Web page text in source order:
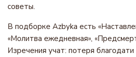
советы.
В подборке Azbyka есть
«Молитва ежедневная»,
Изречения учат: потеря